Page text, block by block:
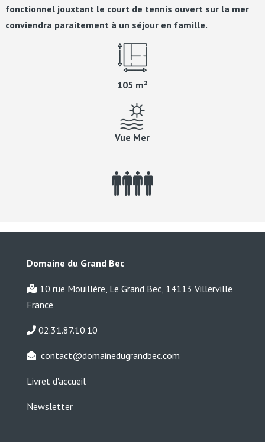
fonctionnel jouxtant le court de tennis ouvert sur la mer
conviendra paraitement à un séjour en famille.
105 m²
Vue Mer
Domaine du Grand Bec
10 rue Mouillère, Le Grand Bec, 14113 Villerville
France
02.31.87.10.10
contact@domainedugrandbec.com
Livret d'accueil
Newsletter